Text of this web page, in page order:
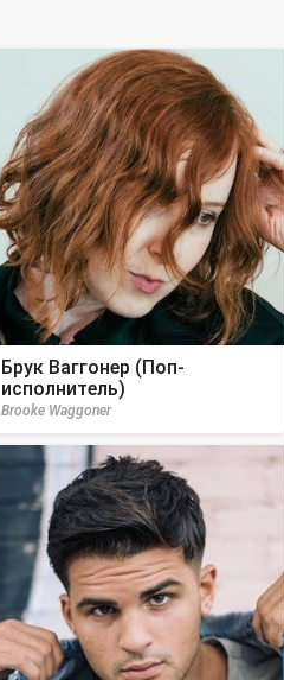
Брук Ваггонер (Поп-
исполнитель)
Brooke Waggoner